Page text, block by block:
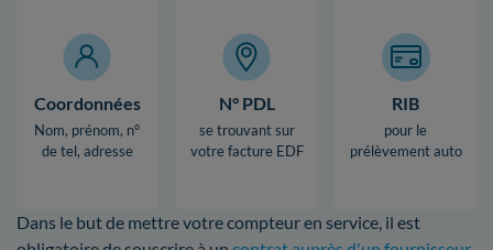
Coordonnées
Nom, prénom, n°
de tel, adresse
N° PDL
se trouvant sur
votre facture EDF
RIB
pour le
prélèvement auto
Dans le but de mettre votre compteur en service, il est